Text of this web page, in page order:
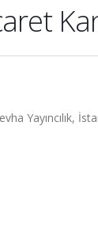
Yayıncılık,